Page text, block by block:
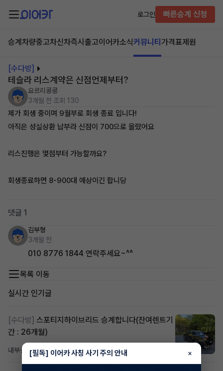
로그인 빠른승계 신청
승계차량중고차신차즉시출고이어카소식커뮤니티 가격표제원
[수다방]
테슬라 리스계약은 신점언제부터?
요르리콩콩
3개월 전 조회 130
제가 회생 중이며 9월부로 회생 종료 입니다!
아직은 성실상환 납부라 신점이 700으로 올랐어요
리스진행은 몇점부터 가능할까요?
회생종료하면 8-900대 예상이긴 합니당
댓글 1
김부형
3개월 전
010 8776 1844 연락주세요~^^
목록 이동
실시간 인기글
[수다방] 스포티지하이브리드 승계합니다(잔여렌트기
간 : 26개월)
내부결재7시간 전조회 800댓글 1
[필독] 이어카 사칭 사기 주의 안내 ×